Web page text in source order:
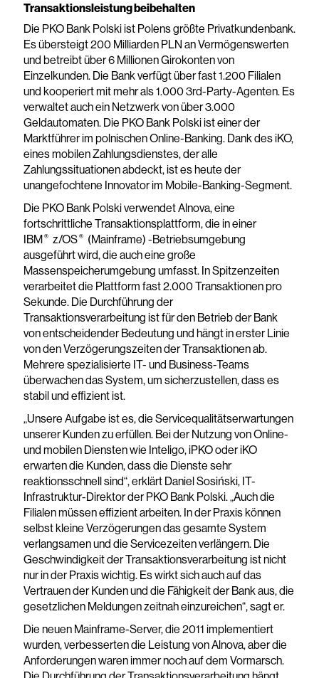
Transaktionsleistung beibehalten
Die PKO Bank Polski ist Polens größte Privatkundenbank.
Es übersteigt 200 Milliarden PLN an Vermögenswerten
und betreibt über 6 Millionen Girokonten von
Einzelkunden. Die Bank verfügt über fast 1.200 Filialen
und kooperiert mit mehr als 1.000 3rd-Party-Agenten. Es
verwaltet auch ein Netzwerk von über 3.000
Geldautomaten. Die PKO Bank Polski ist einer der
Marktführer im polnischen Online-Banking. Dank des iKO,
eines mobilen Zahlungsdienstes, der alle
Zahlungssituationen abdeckt, ist es heute der
unangefochtene Innovator im Mobile-Banking-Segment.
Die PKO Bank Polski verwendet Alnova, eine
fortschrittliche Transaktionsplattform, die in einer
IBM® z/OS® (Mainframe) -Betriebsumgebung
ausgeführt wird, die auch eine große
Massenspeicherumgebung umfasst. In Spitzenzeiten
verarbeitet die Plattform fast 2.000 Transaktionen pro
Sekunde. Die Durchführung der
Transaktionsverarbeitung ist für den Betrieb der Bank
von entscheidender Bedeutung und hängt in erster Linie
von den Verzögerungszeiten der Transaktionen ab.
Mehrere spezialisierte IT- und Business-Teams
überwachen das System, um sicherzustellen, dass es
stabil und effizient ist.
„Unsere Aufgabe ist es, die Servicequalitätserwartungen
unserer Kunden zu erfüllen. Bei der Nutzung von Online-
und mobilen Diensten wie Inteligo, iPKO oder iKO
erwarten die Kunden, dass die Dienste sehr
reaktionsschnell sind“, erklärt Daniel Sosiński, IT-
Infrastruktur-Direktor der PKO Bank Polski. „Auch die
Filialen müssen effizient arbeiten. In der Praxis können
selbst kleine Verzögerungen das gesamte System
verlangsamen und die Servicezeiten verlängern. Die
Geschwindigkeit der Transaktionsverarbeitung ist nicht
nur in der Praxis wichtig. Es wirkt sich auch auf das
Vertrauen der Kunden und die Fähigkeit der Bank aus, die
gesetzlichen Meldungen zeitnah einzureichen“, sagt er.
Die neuen Mainframe-Server, die 2011 implementiert
wurden, verbesserten die Leistung von Alnova, aber die
Anforderungen waren immer noch auf dem Vormarsch.